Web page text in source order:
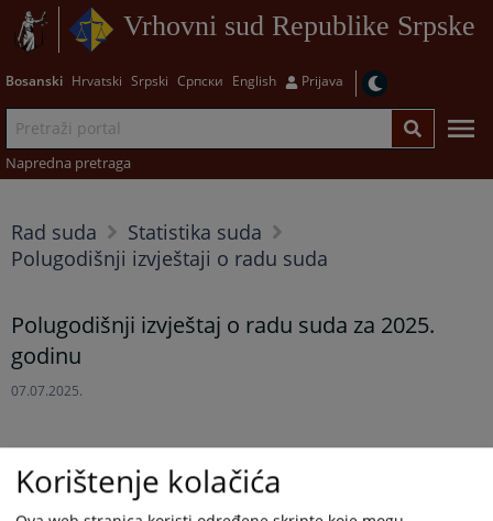
Vrhovni sud Republike Srpske
Bosanski Hrvatski Srpski Српски English Prijava
Napredna pretraga
Rad suda
Statistika suda
Polugodišnji izvještaji o radu suda
Polugodišnji izvještaj o radu suda za 2025.
godinu
07.07.2025.
Korištenje kolačića